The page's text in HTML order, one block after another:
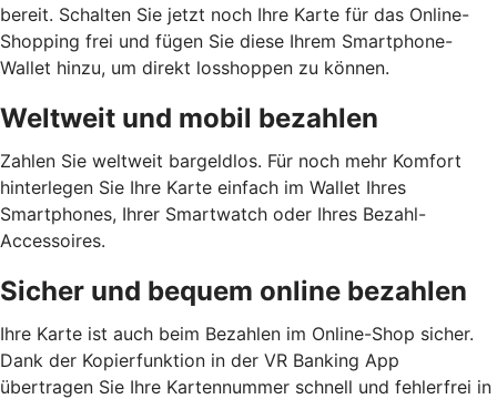
bereit. Schalten Sie jetzt noch Ihre Karte für das Online-
Shopping frei und fügen Sie diese Ihrem Smartphone-
Wallet hinzu, um direkt losshoppen zu können.
Weltweit und mobil bezahlen
Zahlen Sie weltweit bargeldlos. Für noch mehr Komfort
hinterlegen Sie Ihre Karte einfach im Wallet Ihres
Smartphones, Ihrer Smartwatch oder Ihres Bezahl-
Accessoires.
Sicher und bequem online bezahlen
Ihre Karte ist auch beim Bezahlen im Online-Shop sicher.
Dank der Kopierfunktion in der VR Banking App
übertragen Sie Ihre Kartennummer schnell und fehlerfrei in